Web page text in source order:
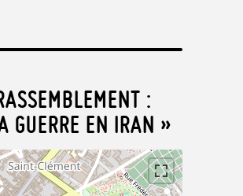
:
GUERRE EN IRAN »